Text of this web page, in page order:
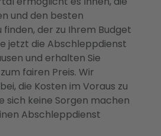
und den besten
der zu Ihrem Budget
jetzt die Abschleppdienst
und erhalten Sie
fairen Preis. Wir
die Kosten im Voraus zu
sich keine Sorgen machen
Abschleppdienst